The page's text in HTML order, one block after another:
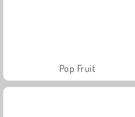
Pop Fruit